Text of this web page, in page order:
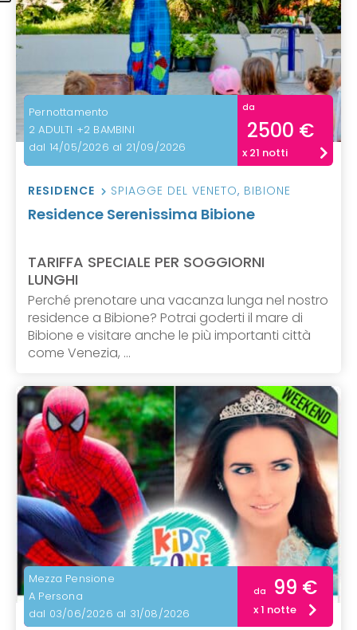
Pernottamento
2 ADULTI +2 BAMBINI
dal 14/05/2026 al 21/09/2026
da
2500 €
x 21 notti
RESIDENCE SPIAGGE DEL VENETO, BIBIONE
Residence Serenissima Bibione
TARIFFA SPECIALE PER SOGGIORNI
LUNGHI
Perché prenotare una vacanza lunga nel nostro
residence a Bibione? Potrai goderti il mare di
Bibione e visitare anche le più importanti città
come Venezia, ...
Mezza Pensione
A Persona
dal 03/06/2026 al 31/08/2026
da 99 €
x 1 notte